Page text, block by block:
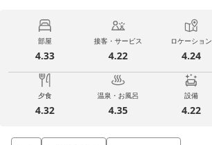
部屋
4.33
接客・サービス
4.22
ロケーション
4.24
夕食
4.32
温泉・お風呂
4.35
設備
4.22